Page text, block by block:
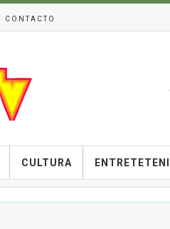
CONTACTO
CULTURA